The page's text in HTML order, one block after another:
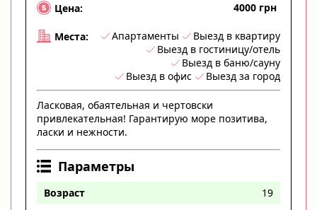
Цена: 4000 грн
Места: Апартаменты
Выезд в квартиру
Выезд в гостиницу/отель
Выезд в баню/сауну
Выезд в офис
Выезд за город
Ласковая, обаятельная и чертовски
привлекательная! Гарантирую море позитива,
ласки и нежности.
Параметры
Возраст 19